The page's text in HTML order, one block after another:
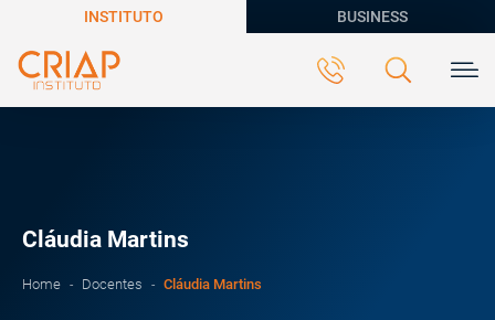
INSTITUTO BUSINESS
Cláudia Martins
Home Docentes Cláudia Martins